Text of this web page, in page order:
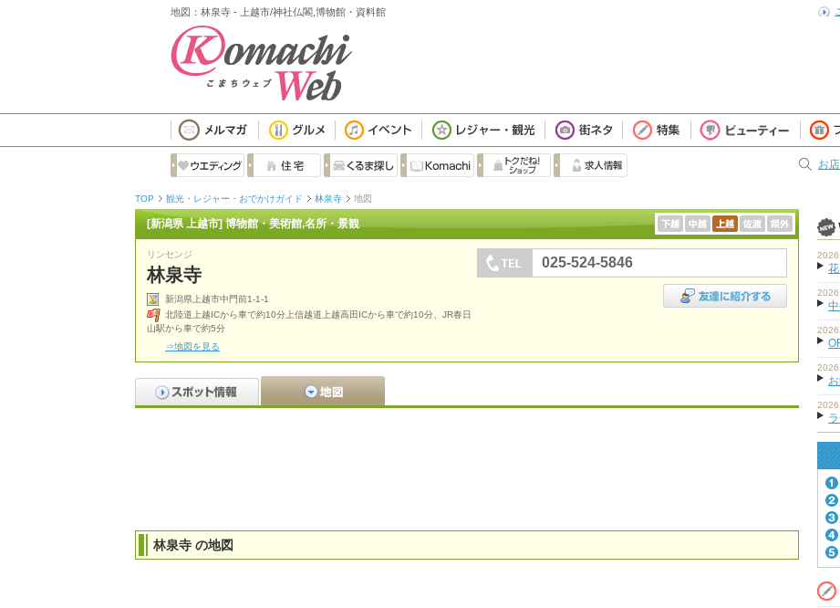
地図：林泉寺 - 上越市/神社仏閣,博物館・資料館
お
TOP 観光・レジャー・おでかけガイド 林泉寺 地図
[新潟県 上越市] 博物館・美術館,名所・景観
リンセンジ
林泉寺
新潟県上越市中門前1-1-1
北陸道上越ICから車で約10分上信越道上越高田ICから車で約10分、JR春日
山駅から車で約5分
⇒地図を見る
025-524-5846
林泉寺 の地図